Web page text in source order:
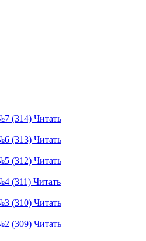
(314) Читать
(313) Читать
(312) Читать
(311) Читать
(310) Читать
(309) Читать